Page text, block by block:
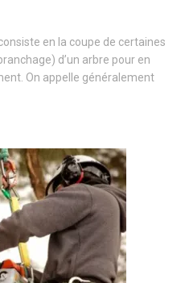
en la coupe de certaines
d’un arbre pour en
On appelle généralement